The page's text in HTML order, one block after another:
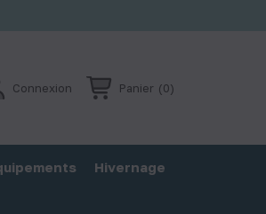
Connexion Panier (0)
Hivernage